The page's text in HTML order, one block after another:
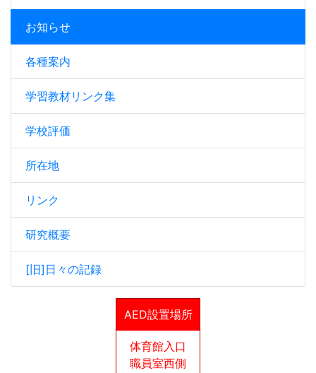
お知らせ
各種案内
学習教材リンク集
学校評価
所在地
リンク
研究概要
[旧]日々の記録
AED設置場所
体育館入口
職員室西側